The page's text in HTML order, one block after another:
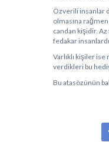
Özverili insanlar
olmasına
candan kişidir.
fedakar
Varlıklı kişiler
verdikleri bu
Bu atasözünün